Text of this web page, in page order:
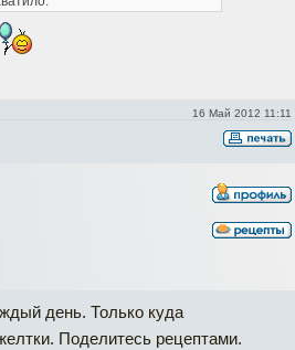
16 Май 2012 11:11
день. Только куда
Поделитесь рецептами.